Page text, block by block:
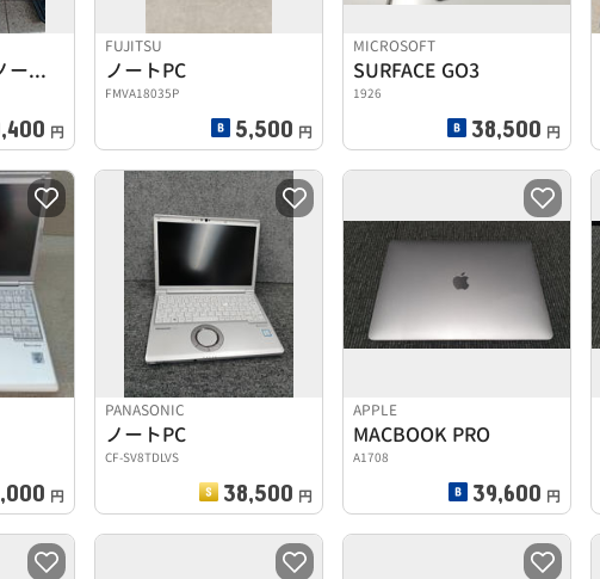
【訳あり中古】ノートPC
円
FUJITSU
ノートPC
FMVA18035P
5,500 円
MICROSOFT
SURFACE GO3
1926
38,500 円
円
PANASONIC
ノートPC
CF-SV8TDLVS
38,500 円
APPLE
MACBOOK PRO
A1708
39,600 円